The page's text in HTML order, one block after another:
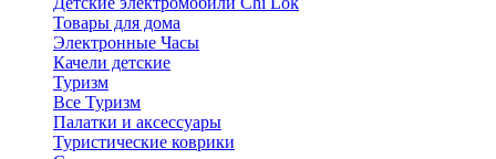
Товары для дома
Электронные Часы
Качели детские
Туризм
Все Туризм
Палатки и аксессуары
Туристические коврики